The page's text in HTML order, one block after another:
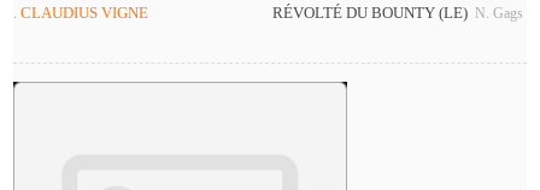
. CLAUDIUS VIGNE RÉVOLTÉ DU BOUNTY (LE) N. Gags :